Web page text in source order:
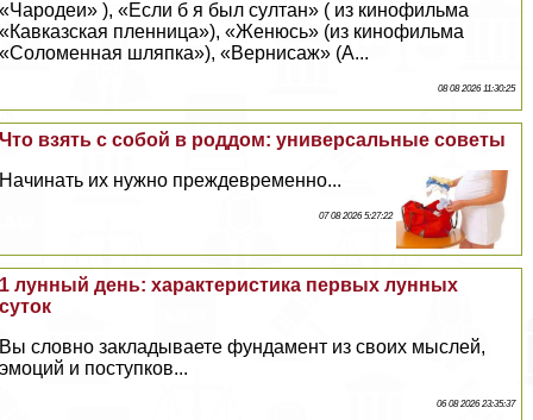
«Чародеи» ), «Если б я был султан» ( из кинофильма
«Кавказская пленница»), «Женюсь» (из кинофильма
«Соломенная шляпка»), «Вернисаж» (А...
08 08 2026 11:30:25
Что взять с собой в роддом: универсальные советы
Начинать их нужно преждевременно...
07 08 2026 5:27:22
1 лунный день: хаpaктеристика первых лунных
суток
Вы словно закладываете фундамент из своих мыслей,
эмоций и поступков...
06 08 2026 23:35:37